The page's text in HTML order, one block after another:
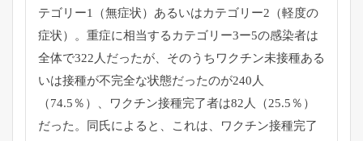
テゴリー1（無症状）あるいはカテゴリー2（軽度の
症状）。 重症に相当するカテゴリー3ー5の感染者は
全体で322人だったが、 そのうちワクチン未接種ある
いは接種が不完全な状態だったのが240人
（74.5％）、ワクチン接種完了者は82人（25.5％ ）
だった。同氏によると、これは、
ワクチン接種完了